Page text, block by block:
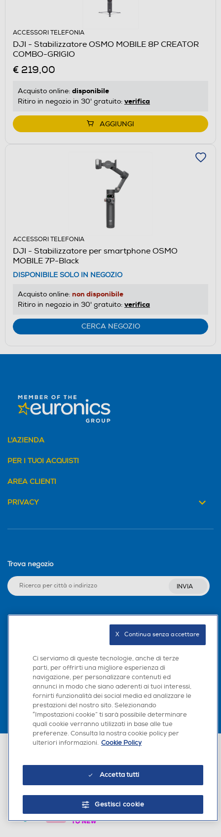
ACCESSORI TELEFONIA
DJI - Stabilizzatore OSMO MOBILE 8P CREATOR
COMBO-GRIGIO
€ 219,00
Acquisto online: disponibile
Ritiro in negozio in 30' gratuito: verifica
AGGIUNGI
ACCESSORI TELEFONIA
DJI - Stabilizzatore per smartphone OSMO
MOBILE 7P-Black
DISPONIBILE SOLO IN NEGOZIO
Acquisto online: non disponibile
Ritiro in negozio in 30' gratuito: verifica
CERCA NEGOZIO
L'AZIENDA
PER I TUOI ACQUISTI
AREA CLIENTI
PRIVACY
Trova negozio
INVIA
Scarica la nostra app
Euronics Italia SpA. Sede legale Via Montefeltro, 6/a 20156 Milano
Ci serviamo di queste tecnologie, anche di terze
parti, per offrirti una migliore esperienza di
navigazione, per personalizzare contenuti ed
annunci in modo che siano aderenti ai tuoi interessi,
fornirti funzionalità dei social media ed analizzare le
prestazioni del nostro sito. Selezionando
“Impostazioni cookie” ti sarà possibile determinare
quali cookie verranno utilizzati in base alle tue
preferenze. Consulta la nostra cookie policy per
ulteriori informazioni. Cookie Policy
Accetta tutti
Gestisci cookie
X   Continua senza accettare